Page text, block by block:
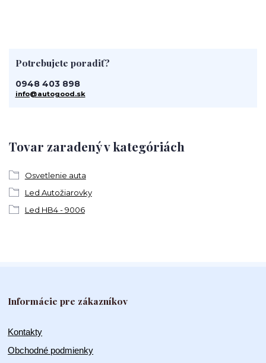
Tovar zaradený v kategóriách
Osvetlenie auta
Led Autožiarovky
Led HB4 - 9006
Potrebujete poradiť?
0948 403 898
info@autogood.sk
Informácie pre zákazníkov
Kontakty
Obchodné podmienky